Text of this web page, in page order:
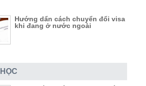
Hướng dẩn cách chuyển đổi visa
khi đang ở nước ngoài